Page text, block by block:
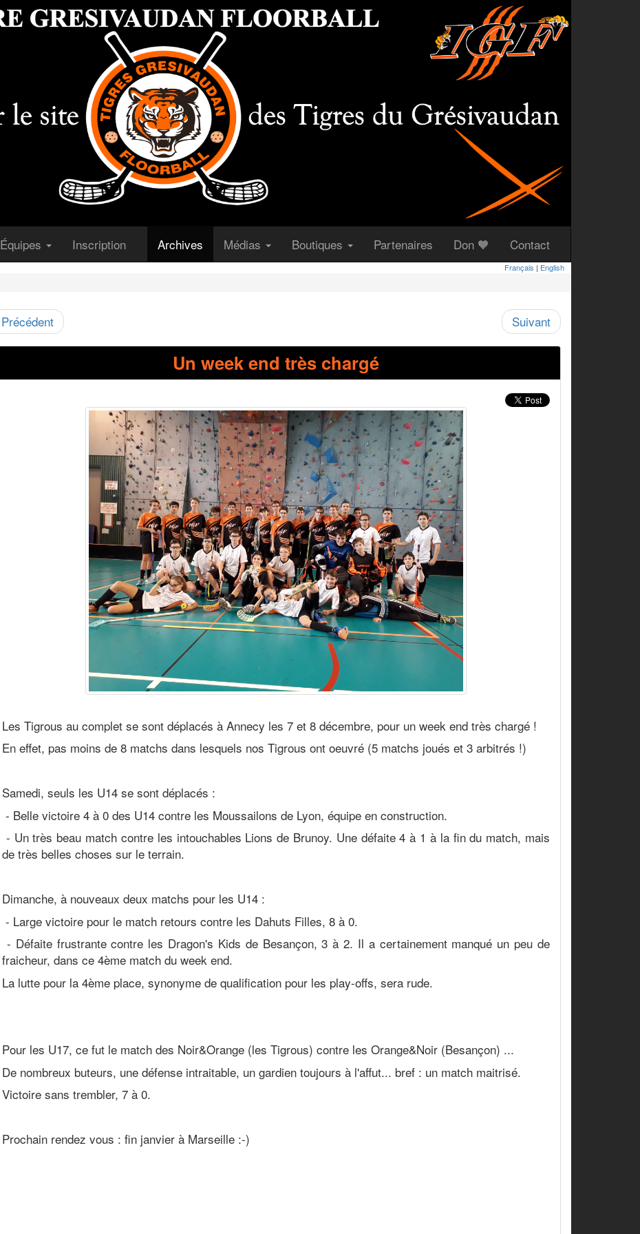
Équipes Inscription(courant)Archives (courant)
Médias Boutiques Partenaires (courant)
Don 🧡 (courant)
Contact(courant)
Français | English
Précédent Suivant
Un week end très chargé
Les Tigrous au complet se sont déplacés à Annecy les 7 et 8 décembre, pour un week end très chargé !
En effet, pas moins de 8 matchs dans lesquels nos Tigrous ont oeuvré (5 matchs joués et 3 arbitrés !)
Samedi, seuls les U14 se sont déplacés :
- Belle victoire 4 à 0 des U14 contre les Moussailons de Lyon, équipe en construction.
- Un très beau match contre les intouchables Lions de Brunoy. Une défaite 4 à 1 à la fin du match, mais
de très belles choses sur le terrain.
Dimanche, à nouveaux deux matchs pour les U14 :
- Large victoire pour le match retours contre les Dahuts Filles, 8 à 0.
- Défaite frustrante contre les Dragon's Kids de Besançon, 3 à 2. Il a certainement manqué un peu de
fraicheur, dans ce 4ème match du week end.
La lutte pour la 4ème place, synonyme de qualification pour les play-offs, sera rude.
Pour les U17, ce fut le match des Noir&Orange (les Tigrous) contre les Orange&Noir (Besançon) ...
De nombreux buteurs, une défense intraitable, un gardien toujours à l'affut... bref : un match maitrisé.
Victoire sans trembler, 7 à 0.
Prochain rendez vous : fin janvier à Marseille :-)